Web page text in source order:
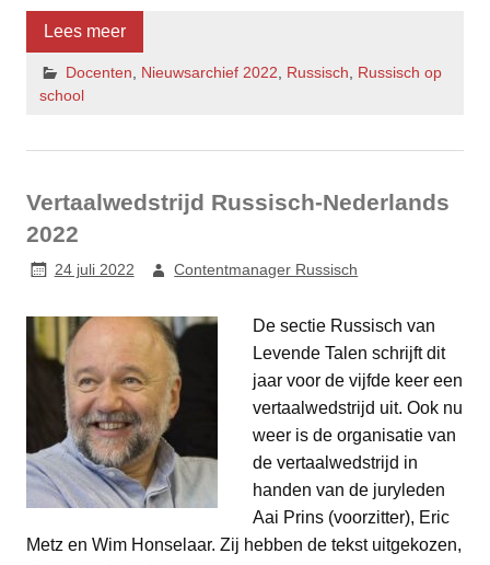
Lees meer
Docenten Nieuwsarchief 2022 Russisch
Russisch op
school
Vertaalwedstrijd Russisch-Nederlands
2022
24 juli 2022 Contentmanager Russisch
De sectie Russisch van
Levende Talen schrijft dit
jaar voor de vijfde keer een
vertaalwedstrijd uit. Ook nu
weer is de organisatie van
de vertaalwedstrijd in
handen van de juryleden
Aai Prins (voorzitter), Eric
Metz en Wim Honselaar. Zij hebben de tekst uitgekozen,